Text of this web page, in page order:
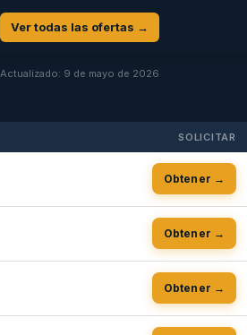
Ver todas las ofertas →
Actualizado: 9 de mayo de 2026
SOLICITAR
Obtener →
Obtener →
Obtener →